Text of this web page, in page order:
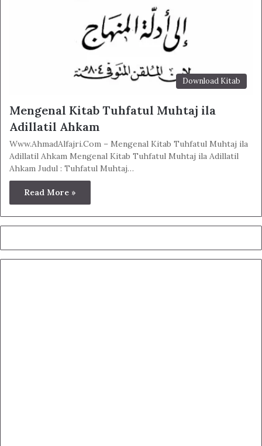
Download Kitab
Mengenal Kitab Tuhfatul Muhtaj ila
Adillatil Ahkam
Www.AhmadAlfajri.Com – Mengenal Kitab Tuhfatul Muhtaj ila
Adillatil Ahkam Mengenal Kitab Tuhfatul Muhtaj ila Adillatil
Ahkam Judul : Tuhfatul Muhtaj…
Read More »